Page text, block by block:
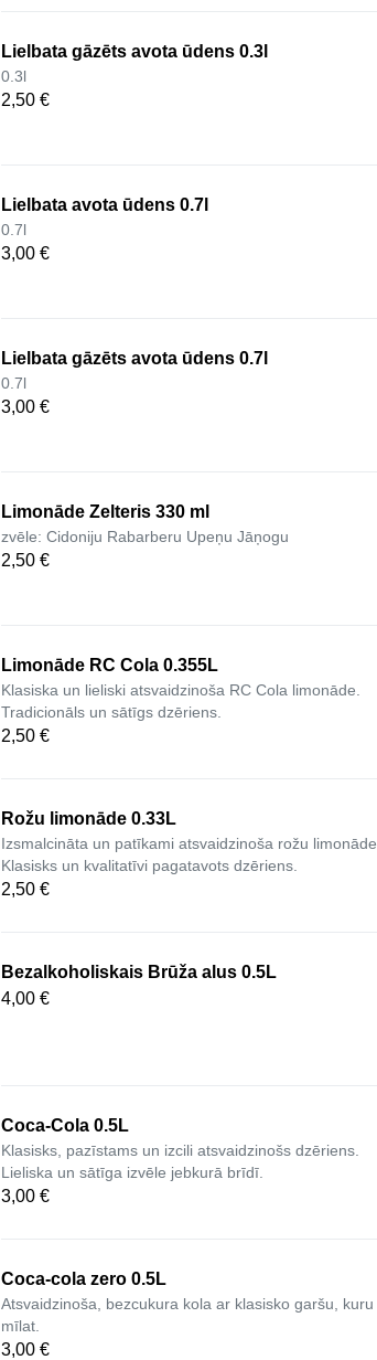
Lielbata gāzēts avota ūdens 0.3l
0.3l
2,50 €
Lielbata avota ūdens 0.7l
0.7l
3,00 €
Lielbata gāzēts avota ūdens 0.7l
0.7l
3,00 €
Limonāde Zelteris 330 ml
zvēle: Cidoniju Rabarberu Upeņu Jāņogu
2,50 €
Limonāde RC Cola 0.355L
Klasiska un lieliski atsvaidzinoša RC Cola limonāde.
Tradicionāls un sātīgs dzēriens.
2,50 €
Rožu limonāde 0.33L
Izsmalcināta un patīkami atsvaidzinoša rožu limonāde.
Klasisks un kvalitatīvi pagatavots dzēriens.
2,50 €
Bezalkoholiskais Brūža alus 0.5L
4,00 €
Coca-Cola 0.5L
Klasisks, pazīstams un izcili atsvaidzinošs dzēriens.
Lieliska un sātīga izvēle jebkurā brīdī.
3,00 €
Coca-cola zero 0.5L
Atsvaidzinoša, bezcukura kola ar klasisko garšu, kuru
mīlat.
3,00 €